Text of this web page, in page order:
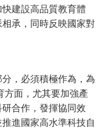
建設高品質教育體
承，同時反映國家對
，必須積極作為，為
方面，尤其要加強產
合作，發揮協同效
進國家高水準科技自